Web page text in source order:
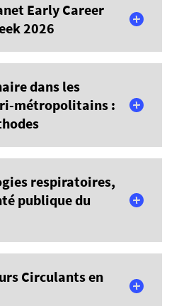
Early Career
2026
dans les
métropolitains :
respiratoires,
publique du
Circulants en